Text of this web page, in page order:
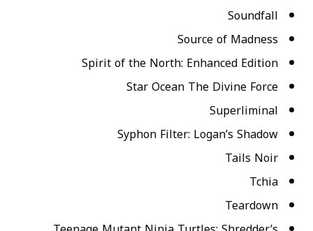
Soundfall
Source of Madness
Spirit of the North: Enhanced Edition
Star Ocean The Divine Force
Superliminal
Syphon Filter: Logan’s Shadow
Tails Noir
Tchia
Teardown